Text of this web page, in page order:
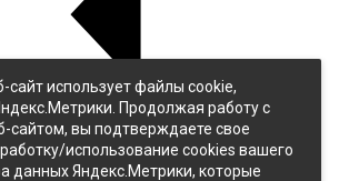
сайт использует файлы cookie,
Продолжая работу с
сайтом, вы подтверждаете свое
использование cookies вашего
данных Яндекс.Метрики, которые